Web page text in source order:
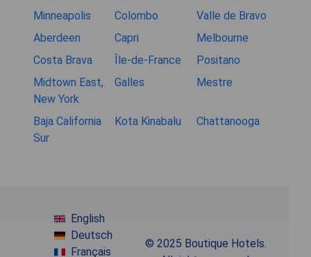
Minneapolis
Colombo
Valle de Bravo
Aberdeen
Capri
Melbourne
Costa Brava
Île-de-France
Positano
Midtown East,
New York
Galles Mestre
Baja California
Sur
Kota Kinabalu Chattanooga
English
Deutsch
Français
© 2025 Boutique Hotels.